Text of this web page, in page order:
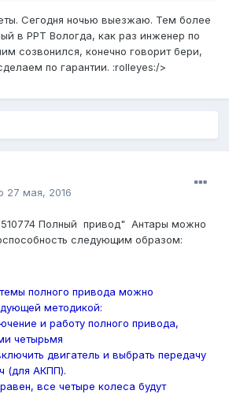
Сегодня ночью выезжаю. Тем более
в РРТ Вологда, как раз инженер по
созвонился, конечно говорит бери,
по гарантии. :rolleyes:/>
27 мая, 2016
Полный привод" Антары можно
следующим образом:
полного привода можно
методикой:
и работу полного привода,
четырьмя
двигатель и выбрать передачу
(для АКПП).
все четыре колеса будут